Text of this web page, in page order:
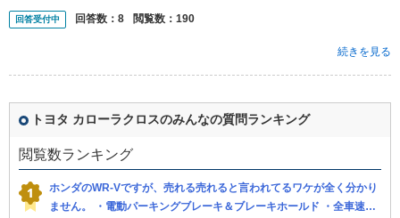
用等お...
回答受付中 回答数： 8 閲覧数： 190
続きを見る
トヨタ カローラクロスのみんなの質問ランキング
閲覧数ランキング
ホンダのWR-Vですが、売れる売れると言われてるワケが全く分かり
ません。 ・電動パーキングブレーキ＆ブレーキホールド ・全車速対